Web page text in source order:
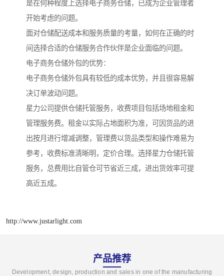
是在何种程度上选择电子商务仓储，已成为企业管理者
开始考虑的问题。
面对仓储配送成本和服务质量的考量，如何在正确的时
间选择合适的仓储服务合作伙伴是企业面临的问题。
电子商务仓储外包的优势：
电子商务仓储外包具有较低的成本优势，并且很容易解
决订单波动问题。
星力公司提供仓储托管服务，收费项目包括场地租金和
管理服务费。租金以实际占地面积为准，可因货品的进
出按月进行增减调整，管理费以货品类型和操作难易为
参考，收费标准清晰明，定价合理。选择星力仓储托管
服务，总费用比自管仓可节省近三成，进出货效率可提
高近五成。
http://www.justarlight.com
产品推荐
Development, design, production and sales in one of the manufacturing